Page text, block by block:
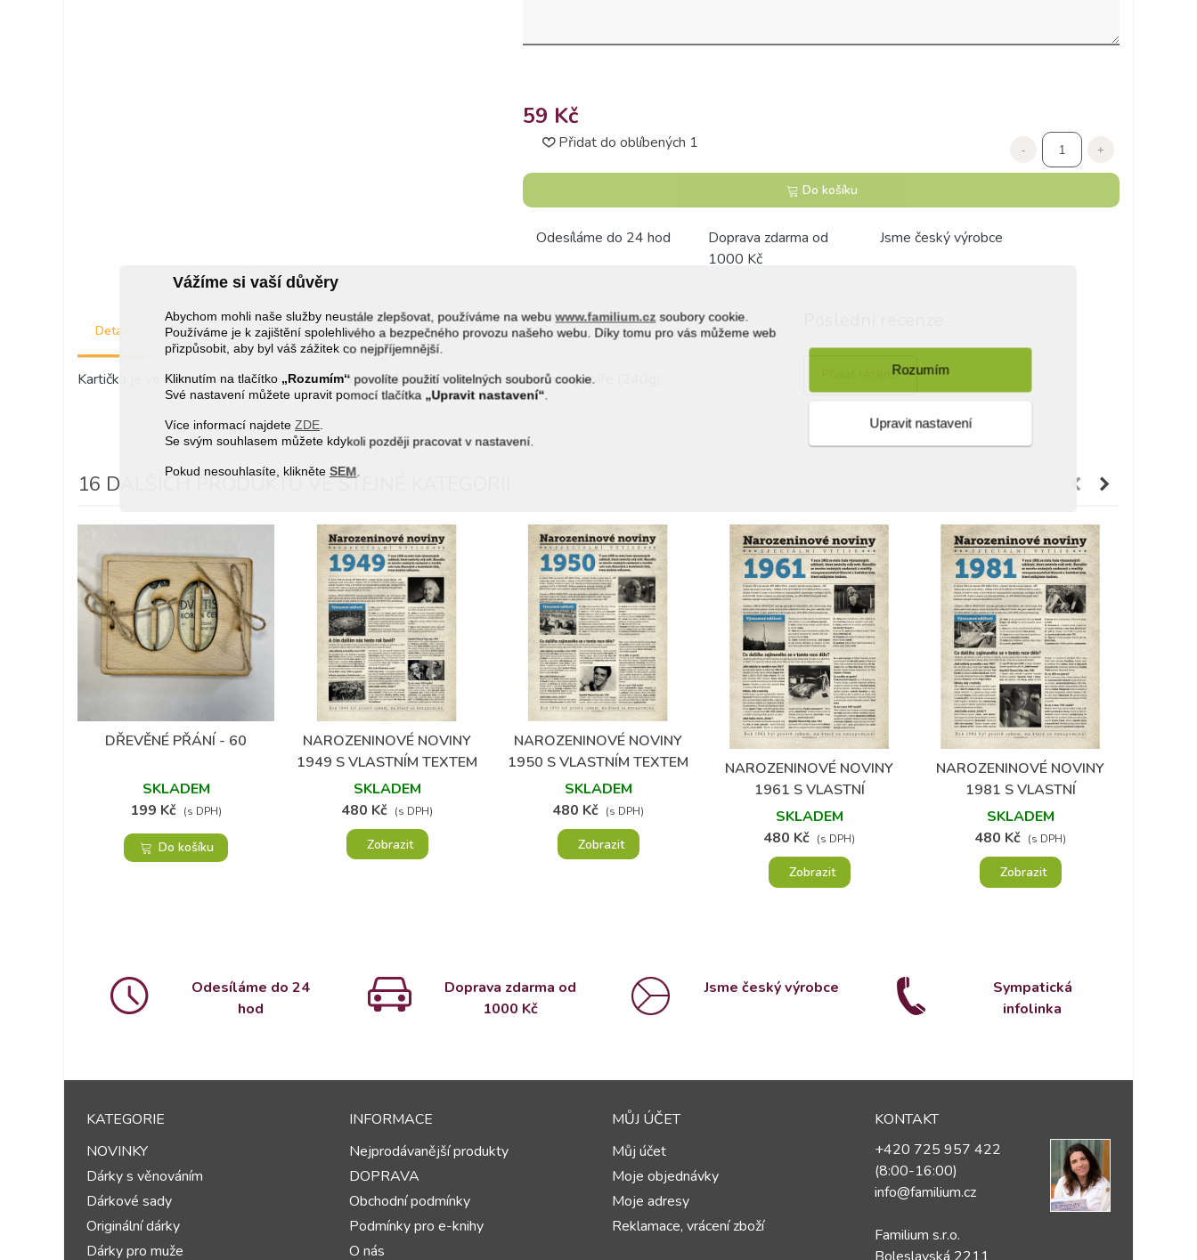
Vážíme si vaší důvěry
Abychom mohli naše služby neustále zlepšovat, používáme na webuwww.familium.czsoubory cookie.
Používáme je k zajištění spolehlivého a bezpečného provozu našeho webu. Díky tomu pro vás můžeme web
přizpůsobit, aby byl váš zážitek co nejpříjemnější.
Kliknutím na tlačítko „Rozumím“ povolíte použití volitelných souborů cookie.
Své nastavení můžete upravit pomocí tlačítka „Upravit nastavení“.
Více informací najdeteZDE.
Se svým souhlasem můžete kdykoli později pracovat v nastavení.
Pokud nesouhlasíte, klikněteSEM.
Rozumím
Upravit nastavení
59 Kč
Přidat do oblíbených 1 - +
Do košíku
Odesíláme do 24 hod
Doprava zdarma od
1000 Kč
Jsme český výrobce
Detail Recenze
Kartička je ve formátu A6 (10,5 x 14,8 cm) a je vytištěna na krásném a kvalitním papíře (240g). Přidat recenzi
16 DALŠÍCH PRODUKTŮ VE STEJNÉ KATEGORII:
Přidat do oblíbených
DŘEVĚNÉ PŘÁNÍ - 60
SKLADEM
199 Kč (s DPH)
Do košíku
Přidat do oblíbených
NAROZENINOVÉ NOVINY
1949 S VLASTNÍM TEXTEM
A FOTOGRAFIÍ
SKLADEM
480 Kč (s DPH)
Zobrazit
Přidat do oblíbených
NAROZENINOVÉ NOVINY
1950 S VLASTNÍM TEXTEM
A FOTOGRAFIÍ
SKLADEM
480 Kč (s DPH)
Zobrazit
Přidat do oblíbených
NAROZENINOVÉ NOVINY
1961 S VLASTNÍ
FOTOGRAFIÍ A TEXTEM
SKLADEM
480 Kč (s DPH)
Zobrazit
Přidat do oblíbených
NAROZENINOVÉ NOVINY
1981 S VLASTNÍ
FOTOGRAFIÍ A TEXTEM
SKLADEM
480 Kč (s DPH)
Zobrazit
Odesíláme do 24
hod
Doprava zdarma od
1000 Kč
Jsme český výrobce
Sympatická
infolinka
KATEGORIE
NOVINKY
Dárky s věnováním
Dárkové sady
Originální dárky
Dárky pro muže
INFORMACE
Nejprodávanější produkty
DOPRAVA
Obchodní podmínky
Podmínky pro e-knihy
O nás
MŮJ ÚČET
Můj účet
Moje objednávky
Moje adresy
Reklamace, vrácení zboží
KONTAKT
+420 725 957 422
(8:00-16:00)
info@familium.cz
Familium s.r.o.